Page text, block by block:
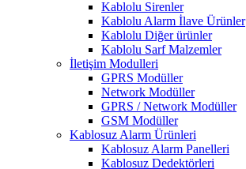
Kablolu Sirenler
Kablolu Alarm İlave Ürünler
Kablolu Diğer ürünler
Kablolu Sarf Malzemler
İletişim Modulleri
GPRS Modüller
Network Modüller
GPRS / Network Modüller
GSM Modüller
Kablosuz Alarm Ürünleri
Kablosuz Alarm Panelleri
Kablosuz Dedektörleri